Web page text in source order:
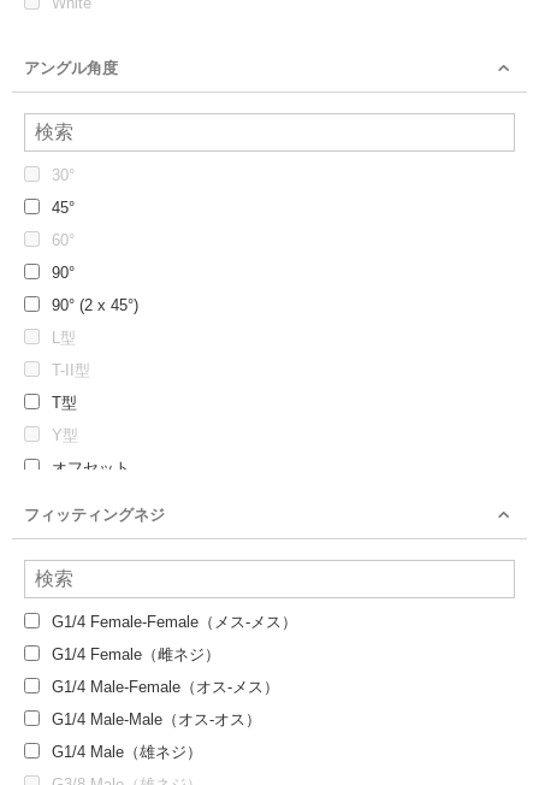
アングル角度
30°
45°
60°
90°
90° (2 x 45°)
L型
T-II型
T型
Y型
オフセット
ストレート
フィッティングネジ
G1/4 Female-Female（メス-メス）
G1/4 Female（雌ネジ）
G1/4 Male-Female（オス-メス）
G1/4 Male-Male（オス-オス）
G1/4 Male（雄ネジ）